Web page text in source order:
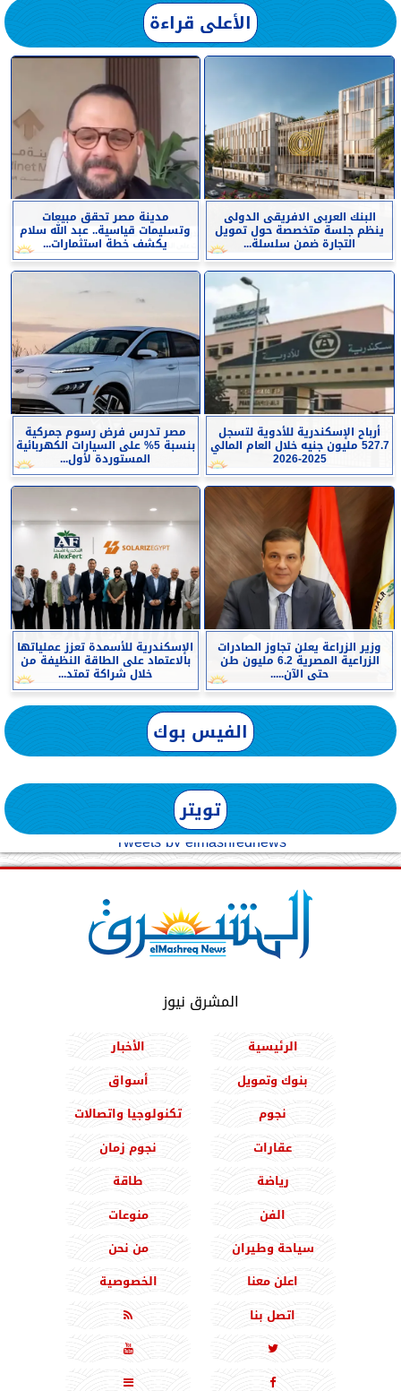
الأعلى قراءة
البنك العربى الافريقى الدولى
ينظم جلسة متخصصة حول تمويل
التجارة ضمن سلسلة...
مدينة مصر تحقق مبيعات
وتسليمات قياسية.. عبد الله سلام
يكشف خطة استثمارات...
أرباح الإسكندرية للأدوية لتسجل
527.7 مليون جنيه خلال العام المالي
2025-2026
مصر تدرس فرض رسوم جمركية
بنسبة 5% على السيارات الكهربائية
المستوردة لأول...
وزير الزراعة يعلن تجاوز الصادرات
الزراعية المصرية 6.2 مليون طن
حتى الآن.....
الإسكندرية للأسمدة تعزز عملياتها
بالاعتماد على الطاقة النظيفة من
خلال شراكة تمتد...
الفيس بوك
تويتر
Tweets by elmashreqnews
المشرق نيوز
الرئيسية
الأخبار
بنوك وتمويل
أسواق
نجوم
تكنولوجيا واتصالات
عقارات
نجوم زمان
رياضة
طاقة
الفن
منوعات
سياحة وطيران
من نحن
اعلن معنا
الخصوصية
اتصل بنا




